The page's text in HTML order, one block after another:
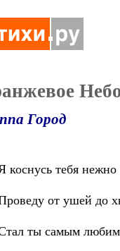
Город
коснусь тебя нежно
от ушей до
ты самым